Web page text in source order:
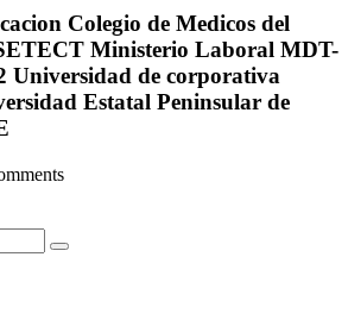
Colegio de Medicos del
Ministerio Laboral MDT-
Universidad de corporativa
Estatal Peninsular de